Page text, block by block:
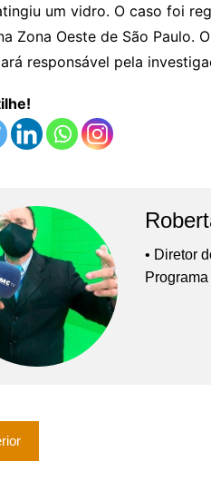
um vidro. O caso foi
Zona Oeste de São Paulo.
responsável pela
• Diretor